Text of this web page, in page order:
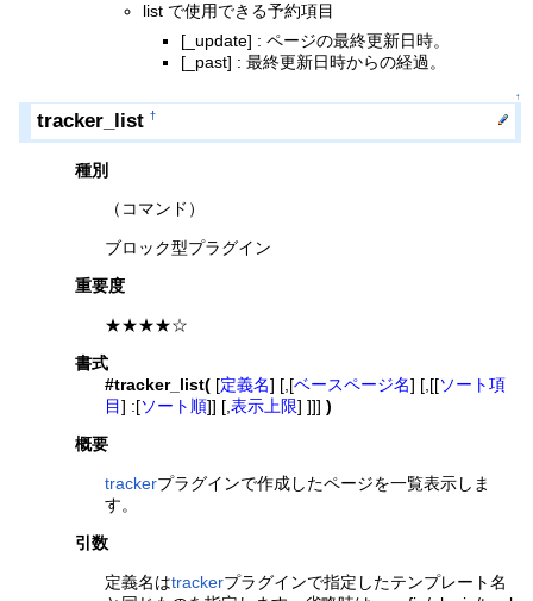
list で使用できる予約項目
[_update] : ページの最終更新日時。
[_past] : 最終更新日時からの経過。
↑
tracker_list †
種別
（コマンド）
ブロック型プラグイン
重要度
★★★★☆
書式
#tracker_list( [定義名] [,[ベースページ名] [,[[ソート項
目] :[ソート順]] [,表示上限] ]]])
概要
trackerプラグインで作成したページを一覧表示しま
す。
引数
定義名はtrackerプラグインで指定したテンプレート名